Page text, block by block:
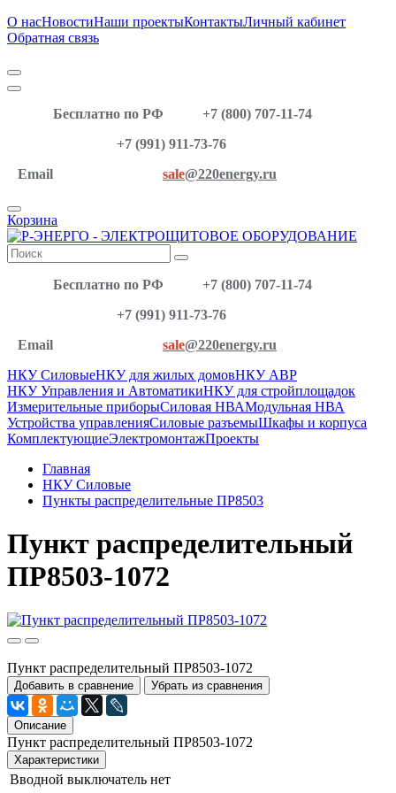
О насНовостиНаши проектыКонтактыЛичный кабинет
Обратная связь
Бесплатно по РФ
+7 (800) 707-11-74
+7 (991) 911-73-76
Email
sale@220energy.ru
Корзина
Бесплатно по РФ
+7 (800) 707-11-74
+7 (991) 911-73-76
Email
sale@220energy.ru
НКУ СиловыеНКУ для жилых домовНКУ АВР
НКУ Управления и АвтоматикиНКУ для стройплощадок
Измерительные приборыСиловая НВАМодульная НВА
Устройства управленияСиловые разъемыШкафы и корпуса
КомплектующиеЭлектромонтажПроекты
Главная
НКУ Силовые
Пункты распределительные ПР8503
Пункт распределительный
ПР8503-1072
Пункт распределительный ПР8503-1072
Добавить в сравнение Убрать из сравнения
Описание
Пункт распределительный ПР8503-1072
Характеристики
Вводной выключатель нет